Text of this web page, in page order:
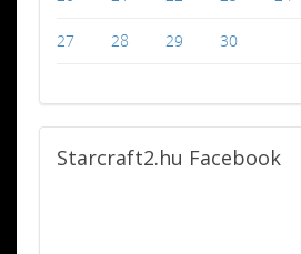
27 28 29 30
Starcraft2.hu Facebook